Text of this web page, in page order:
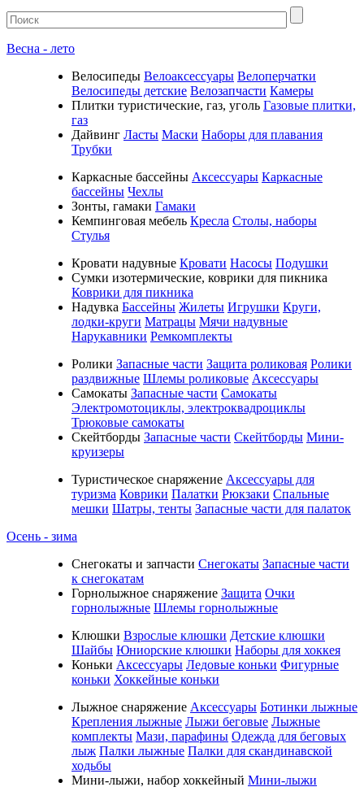
Весна - лето
Велосипеды Велоаксессуары Велоперчатки
Велосипеды детские Велозапчасти Камеры
Плитки туристические, газ, уголь Газовые плитки,
газ
Дайвинг Ласты Маски Наборы для плавания
Трубки
Каркасные бассейны Аксессуары Каркасные
бассейны Чехлы
Зонты, гамаки Гамаки
Кемпинговая мебель Кресла Столы, наборы
Стулья
Кровати надувные Кровати Насосы Подушки
Cумки изотермические, коврики для пикника
Коврики для пикника
Надувка Бассейны Жилеты Игрушки Круги,
лодки-круги Матрацы Мячи надувные
Нарукавники Ремкомплекты
Ролики Запасные части Защита роликовая Ролики
раздвижные Шлемы роликовые Аксессуары
Самокаты Запасные части Самокаты
Электромотоциклы, электроквадроциклы
Трюковые самокаты
Скейтборды Запасные части Скейтборды Мини-
круизеры
Туристическое снаряжение Аксессуары для
туризма Коврики Палатки Рюкзаки Спальные
мешки Шатры, тенты Запасные части для палаток
Осень - зима
Cнегокаты и запчасти Снегокаты Запасные части
к снегокатам
Горнолыжное снаряжение Защита Очки
горнолыжные Шлемы горнолыжные
Клюшки Взрослые клюшки Детские клюшки
Шайбы Юниорские клюшки Наборы для хоккея
Коньки Аксессуары Ледовые коньки Фигурные
коньки Хоккейные коньки
Лыжное снаряжение Аксессуары Ботинки лыжные
Крепления лыжные Лыжи беговые Лыжные
комплекты Мази, парафины Одежда для беговых
лыж Палки лыжные Палки для скандинавской
ходьбы
Мини-лыжи, набор хоккейный Мини-лыжи